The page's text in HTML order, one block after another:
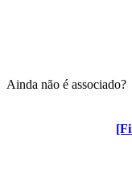
Ainda não é associado?
Algumas